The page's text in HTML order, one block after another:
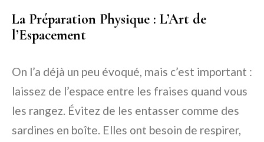
La Préparation Physique : L’Art de
l’Espacement
On l’a déjà un peu évoqué, mais c’est important :
laissez de l’espace entre les fraises quand vous
les rangez. Évitez de les entasser comme des
sardines en boîte. Elles ont besoin de respirer,